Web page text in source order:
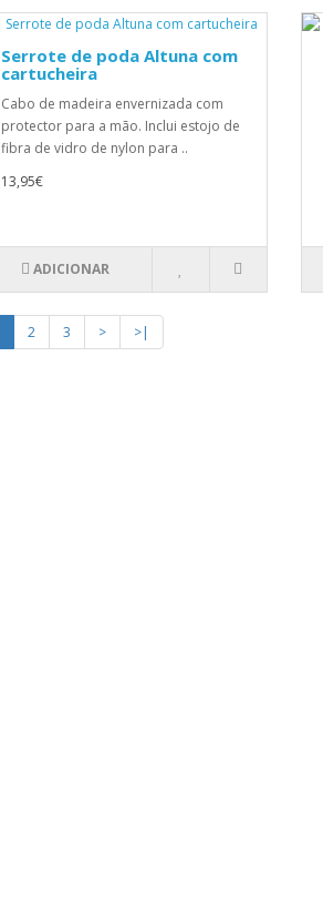
Serrote de poda Altuna com
cartucheira
Cabo de madeira envernizada com
protector para a mão. Inclui estojo de
fibra de vidro de nylon para ..
13,95€
ADICIONAR
2 3 > >|